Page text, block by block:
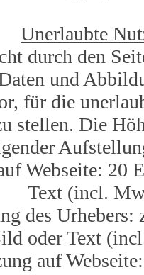
Unerlaubte
durch den
und
für die
stellen. Die
Webseite: 20
Text (incl.
des Urhebers:
oder Text
auf